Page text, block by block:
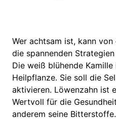
Wer achtsam ist, kann
die spannenden
Die weiß blühende
Heilpflanze. Sie soll die
aktivieren. Löwenzahn ist
Wertvoll für die
anderem seine Bitterstoffe.